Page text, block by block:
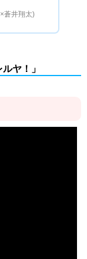
蒼井翔太)
ヤ！」